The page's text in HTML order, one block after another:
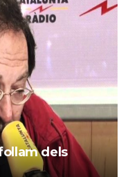
dels